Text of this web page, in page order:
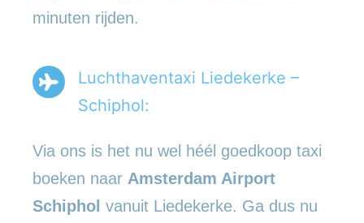
minuten rijden.
Luchthaventaxi Liedekerke –
Schiphol:
Via ons is het nu wel héél goedkoop taxi
boeken naar Amsterdam Airport
Schiphol vanuit Liedekerke. Ga dus nu